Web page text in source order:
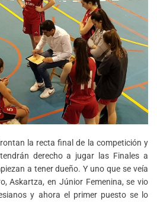
la recta final de la competición y
derecho a jugar las Finales a
a tener dueño. Y uno que se veía
Askartza, en Júnior Femenina, se vio
y ahora el primer puesto se lo